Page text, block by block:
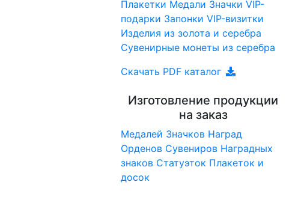
Плакетки Медали Значки VIP-
подарки Запонки VIP-визитки
Изделия из золота и серебра
Сувенирные монеты из серебра
Скачать PDF каталог
Изготовление продукции
на заказ
Медалей Значков Наград
Орденов Сувениров Наградныx
знаков Статуэток Плакеток и
досок